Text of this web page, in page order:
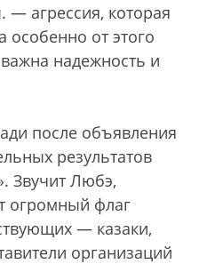
— агрессия, которая
особенно от этого
надежность и
после объявления
результатов
Звучит Любэ,
огромный флаг
— казаки,
организаций